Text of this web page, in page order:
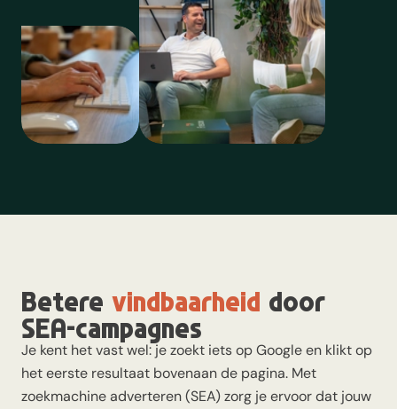
Betere vindbaarheid door
SEA-campagnes
Je kent het vast wel: je zoekt iets op Google en klikt op
het eerste resultaat bovenaan de pagina. Met
zoekmachine adverteren (SEA) zorg je ervoor dat jouw